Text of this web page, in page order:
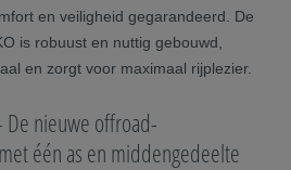
en veiligheid gegarandeerd. De
is robuust en nuttig gebouwd,
en zorgt voor maximaal rijplezier.
De nieuwe offroad-
één as en middengedeelte